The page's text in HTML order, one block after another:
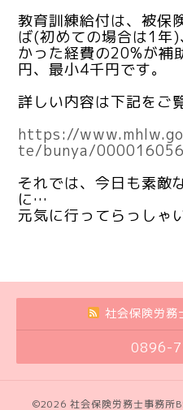
教育訓練給付は、被保
ば(初めての場合は1年
かった経費の20%が補
円、最小4千円です。
詳しい内容は下記をご
https://
te/bunya/
それでは、今日も素敵
に…
元気に行ってらっしゃ
社会保険労務
0896-
©2026 社会保険労務士事務所